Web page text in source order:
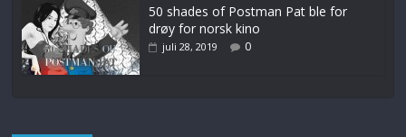
50 shades of Postman Pat ble for
drøy for norsk kino
juli 28, 2019 0